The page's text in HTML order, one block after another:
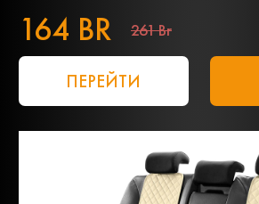
164 BR 261 Br
ПЕРЕЙТИ